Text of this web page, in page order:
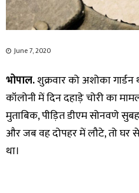
June 7, 2020
भोपाल.शुक्रवार को अशोका गार्डन
कॉलोनी में दिन दहाड़े चोरी का
मुताबिक, पीड़ित डीएम सोनवणे
और जब वह दोपहर में लौटे, तो घर
था।